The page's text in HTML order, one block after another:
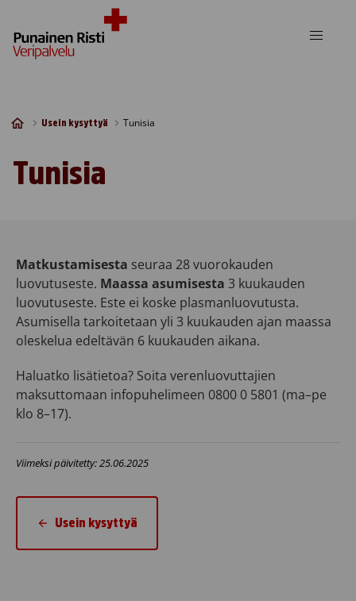
Usein kysyttyä Tunisia
Tunisia
Matkustamisesta seuraa 28 vuorokauden
luovutuseste. Maassa asumisesta 3 kuukauden
luovutuseste. Este ei koske plasmanluovutusta.
Asumisella tarkoitetaan yli 3 kuukauden ajan maassa
oleskelua edeltävän 6 kuukauden aikana.
Haluatko lisätietoa? Soita verenluovuttajien
maksuttomaan infopuhelimeen 0800 0 5801 (ma–pe
klo 8–17).
Viimeksi päivitetty: 25.06.2025
Usein kysyttyä